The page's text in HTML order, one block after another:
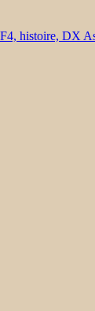
histoire, DX